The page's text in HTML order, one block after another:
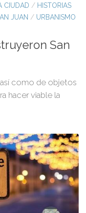
CIUDAD / HISTORIAS
JUAN / URBANISMO
San
como de objetos
hacer viable la